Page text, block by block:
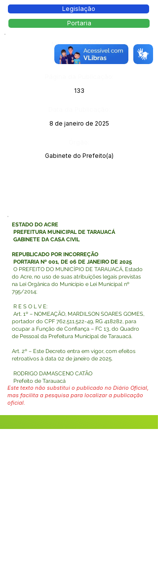
Legislação
Portaria
Número do Diário:
13939
133
8 de janeiro de 2025
Gabinete do Prefeito(a)
ESTADO DO ACRE
PREFEITURA MUNICIPAL DE TARAUACÁ
GABINETE DA CASA CIVIL
REPUBLICADO POR INCORREÇÃO
PORTARIA Nº 001, DE 06 DE JANEIRO DE 2025
O PREFEITO DO MUNICÍPIO DE TARAUACÁ, Estado
do Acre, no uso de suas atribuições legais previstas
na Lei Orgânica do Município e Lei Municipal nº
795/2014;
R E S O L V E:
Art. 1º – NOMEAÇÃO, MARDILSON SOARES GOMES,
portador do CPF 762.511.522-49, RG 418282, para
ocupar a Função de Confiança – FC 13, do Quadro
de Pessoal da Prefeitura Municipal de Tarauacá.
Art. 2º – Este Decreto entra em vigor, com efeitos
retroativos à data 02 de janeiro de 2025.
RODRIGO DAMASCENO CATÃO
Prefeito de Tarauacá
Este texto não substitui o publicado no Diário Oficial,
mas facilita a pesquisa para localizar a publicação
oficial.